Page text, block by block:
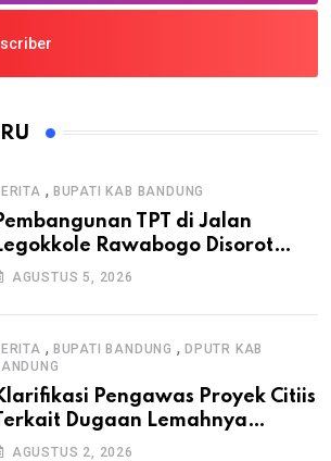
, BUPATI KAB BANDUNG
TPT di Jalan
Rawabogo Disorot
Selesai Tanpa Papan
AGUSTUS 5, 2026
, BUPATI BANDUNG ,DPUTR KAB
Pengawas Proyek Citiis
Dugaan Lemahnya
K3
AGUSTUS 2, 2026